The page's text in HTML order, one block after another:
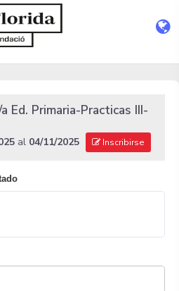
Ed. Primaria-Practicas III-
al 04/11/2025 Inscribirse